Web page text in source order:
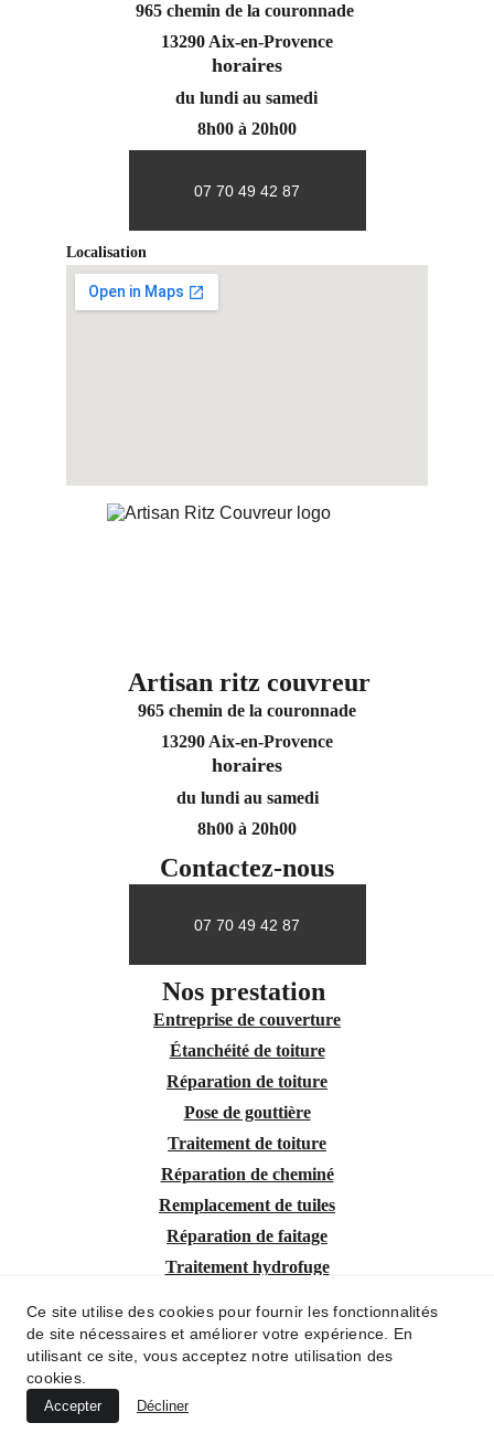
965 chemin de la couronnade
13290 Aix-en-Provence
07 70 49 42 87
Localisation
horaires
du lundi au samedi
8h00 à 20h00
Contactez-nous
07 70 49 42 87
Artisan ritz couvreur
Nos prestation
Nos interventions rapide à Aix-en-Provence
Mentions Légales
Entreprise de couverture
Étanchéité de toiture
Réparation de toiture
Pose de gouttière
Traitement de toiture
Réparation de cheminé
Remplacement de tuiles
Réparation de faitage
Traitement hydrofuge
Nettoyage de gouttière
965 chemin de la couronnade
13290 Aix-en-Provence
horaires
du lundi au samedi
8h00 à 20h00
Ce site utilise des cookies pour fournir les fonctionnalités
de site nécessaires et améliorer votre expérience. En
utilisant ce site, vous acceptez notre utilisation des
cookies.
Accepter Décliner